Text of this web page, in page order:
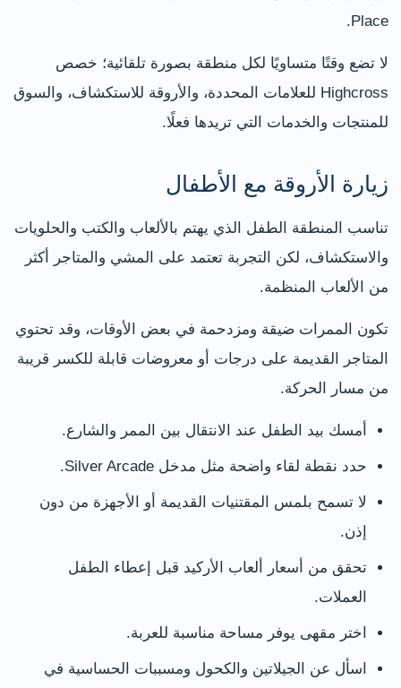
Place.
لا تضع وقتًا متساويًا لكل منطقة بصورة تلقائية؛ خصص
Highcross للعلامات المحددة، والأروقة للاستكشاف، والسوق
للمنتجات والخدمات التي تريدها فعلًا.
زيارة الأروقة مع الأطفال
تناسب المنطقة الطفل الذي يهتم بالألعاب والكتب والحلويات
والاستكشاف، لكن التجربة تعتمد على المشي والمتاجر أكثر
من الألعاب المنظمة.
تكون الممرات ضيقة ومزدحمة في بعض الأوقات، وقد تحتوي
المتاجر القديمة على درجات أو معروضات قابلة للكسر قريبة
من مسار الحركة.
أمسك بيد الطفل عند الانتقال بين الممر والشارع.
حدد نقطة لقاء واضحة مثل مدخل Silver Arcade.
لا تسمح بلمس المقتنيات القديمة أو الأجهزة من دون
إذن.
تحقق من أسعار ألعاب الأركيد قبل إعطاء الطفل
العملات.
اختر مقهى يوفر مساحة مناسبة للعربة.
اسأل عن الجيلاتين والكحول ومسببات الحساسية في